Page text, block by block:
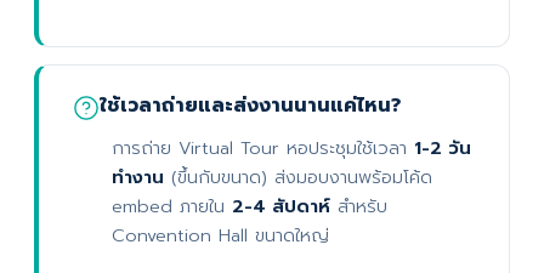
ใช้เวลาถ่ายและส่งงานนานแค่ไหน?
การถ่าย Virtual Tour หอประชุมใช้เวลา 1-2 วัน
ทำงาน (ขึ้นกับขนาด) ส่งมอบงานพร้อมโค้ด
embed ภายใน 2-4 สัปดาห์ สำหรับ
Convention Hall ขนาดใหญ่